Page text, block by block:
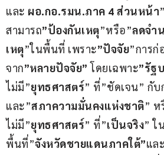
และ ผอ.กอ.รมน.ภาค 4 ส่วนหน้า
สามารถ”ป้องกันเหตุ”หรือ”ลดจำ
เหตุ”ในพื้นที่ เพราะ”ปัจจัย”การก่
จาก”หลายปัจจัย” โดยเฉพาะ”รัฐ
ไม่มี”ยุทธศาสตร์” ที่”ชัดเจน” กับ
และ”สภาความมั่นคงแห่งชาติ” ห
ไม่มี”ยุทธศาสตร์” ที่”เป็นจริง” ใ
พื้นที่”จังหวัดชายแดนภาคใต้”แล